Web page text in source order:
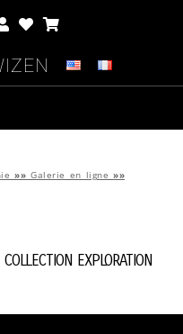
»» Galerie en ligne »»
Collection Exploration